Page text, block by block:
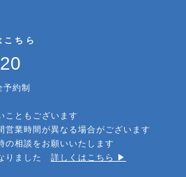
こちら
約制
こともございます
業時間が異なる場合がございます
相談をお願いいたします
りました 詳しくはこちら ▶︎